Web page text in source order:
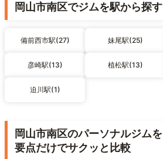
岡山市南区でジムを駅から探す
備前西市駅(27) 妹尾駅(25)
彦崎駅(13) 植松駅(13)
迫川駅(1)
岡山市南区のパーソナルジムを
要点だけでサクッと比較